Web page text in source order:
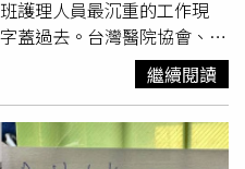
倖，未料還是傳出這起憾
護理人員最沉重的工作現
蓋過去。台灣醫院協會、台
管理學會、台灣醫學中心協
灣社區醫院協會、台灣醫療
持「三班護病比」入法方
策整備12項計畫」，並確保
繼續閱讀